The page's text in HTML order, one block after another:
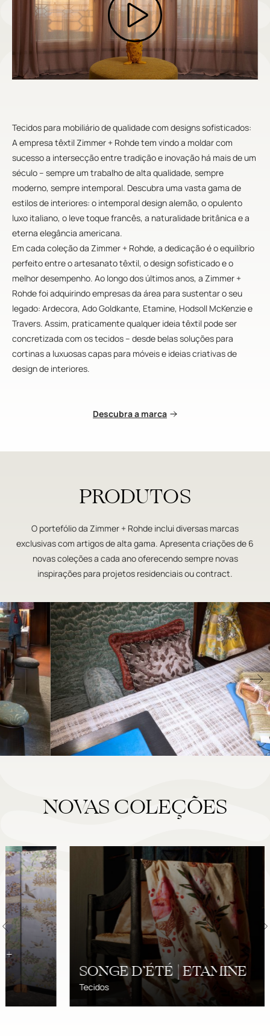
Tecidos para mobiliário de qualidade com designs sofisticados:
A empresa têxtil Zimmer + Rohde tem vindo a moldar com
sucesso a intersecção entre tradição e inovação há mais de um
século – sempre um trabalho de alta qualidade, sempre
moderno, sempre intemporal. Descubra uma vasta gama de
estilos de interiores: o intemporal design alemão, o opulento
luxo italiano, o leve toque francês, a naturalidade britânica e a
eterna elegância americana.
Em cada coleção da Zimmer + Rohde, a dedicação é o equilíbrio
perfeito entre o artesanato têxtil, o design sofisticado e o
melhor desempenho. Ao longo dos últimos anos, a Zimmer +
Rohde foi adquirindo empresas da área para sustentar o seu
legado: Ardecora, Ado Goldkante, Etamine, Hodsoll McKenzie e
Travers. Assim, praticamente qualquer ideia têxtil pode ser
concretizada com os tecidos – desde belas soluções para
cortinas a luxuosas capas para móveis e ideias criativas de
design de interiores.
Descubra a marca
PRODUTOS
O portefólio da Zimmer + Rohde inclui diversas marcas
exclusivas com artigos de alta gama. Apresenta criações de 6
novas coleções a cada ano oferecendo sempre novas
inspirações para projetos residenciais ou contract.
NOVAS COLEÇÕES
SONGE D’ÉTÉ | ETAMINE
Tecidos